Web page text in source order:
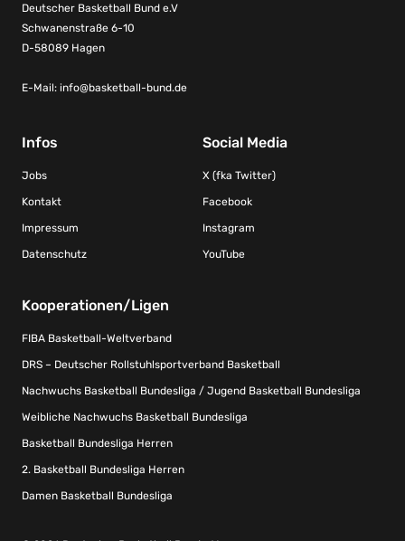
Deutscher Basketball Bund e.V
Schwanenstraße 6-10
D-58089 Hagen
E-Mail: info@basketball-bund.de
Infos
Jobs
Kontakt
Impressum
Datenschutz
Social Media
X (fka Twitter)
Facebook
Instagram
YouTube
Kooperationen/Ligen
FIBA Basketball-Weltverband
DRS – Deutscher Rollstuhlsportverband Basketball
Nachwuchs Basketball Bundesliga / Jugend Basketball Bundesliga
Weibliche Nachwuchs Basketball Bundesliga
Basketball Bundesliga Herren
2. Basketball Bundesliga Herren
Damen Basketball Bundesliga